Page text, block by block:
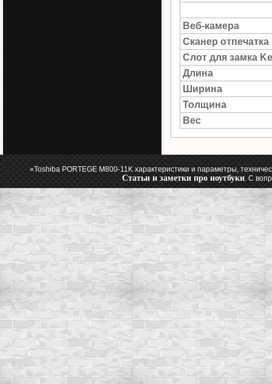
Веб-камера
Сканер
Слот для замка
Длина
Ширина
Толщина
Вес
«Toshiba PORTEGE M800-11K характеристики и параметры,
Статьи и заметки про ноутбуки. С